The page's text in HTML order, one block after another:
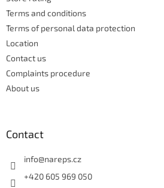
o
Terms and conditions
Terms of personal data protection
Location
Contact us
Complaints procedure
About us
Contact
info@nareps.cz
+420 605 969 050